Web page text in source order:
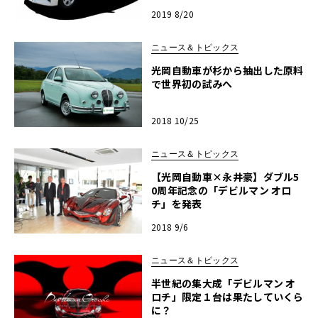
2019 8/20
ニュース＆トピックス
光岡自動車が杉から抽出した原料
で世界初の試みへ
2018 10/25
ニュース＆トピックス
【光岡自動車×永井豪】ダブル5
0周年記念の「デビルマン オロ
チ」を発表
2018 9/6
ニュース＆トピックス
半世紀の集大成「デビルマン オ
ロチ」限定１台は果たしていくら
に？